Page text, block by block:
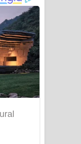
පෙළ
Lyrics - නුඹ
Song Lyrics
පද පෙළ
පද